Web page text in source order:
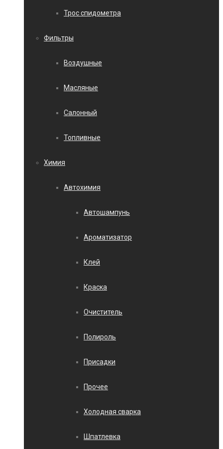
Трос спидометра
Фильтры
Воздушные
Масляные
Салонный
Топливные
Химия
Автохимия
Автошампунь
Ароматизатор
Клей
Краска
Очиститель
Полироль
Присадки
Прочее
Холодная сварка
Шпатлевка